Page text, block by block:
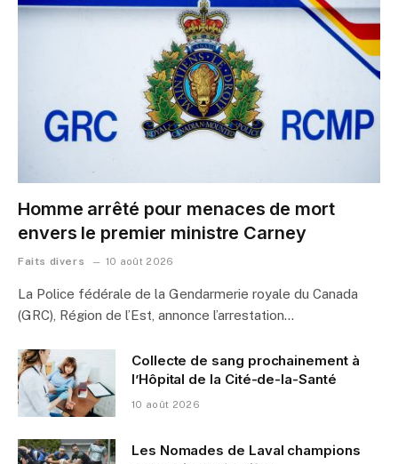
Homme arrêté pour menaces de mort
envers le premier ministre Carney
Faits divers 10 août 2026
La Police fédérale de la Gendarmerie royale du Canada
(GRC), Région de l’Est, annonce l’arrestation…
Collecte de sang prochainement à
l’Hôpital de la Cité-de-la-Santé
10 août 2026
Les Nomades de Laval champions